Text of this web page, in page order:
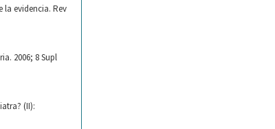
la evidencia. Rev
2006; 8 Supl
(II):